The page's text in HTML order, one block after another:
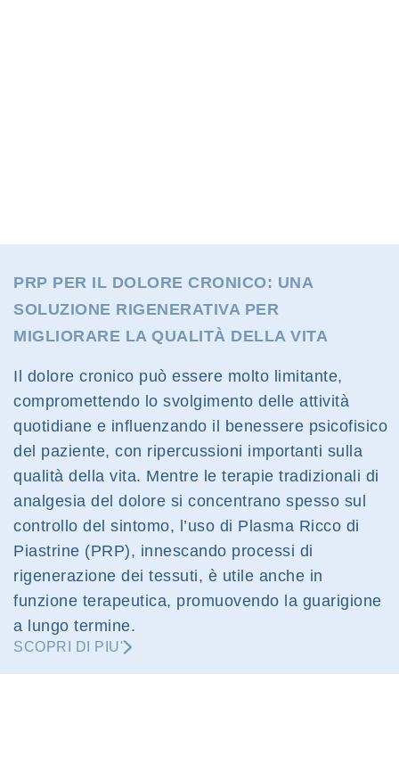
PRP PER IL DOLORE CRONICO: UNA
SOLUZIONE RIGENERATIVA PER
MIGLIORARE LA QUALITÀ DELLA VITA
Il dolore cronico può essere molto limitante,
compromettendo lo svolgimento delle attività
quotidiane e influenzando il benessere psicofisico
del paziente, con ripercussioni importanti sulla
qualità della vita. Mentre le terapie tradizionali di
analgesia del dolore si concentrano spesso sul
controllo del sintomo, l’uso di Plasma Ricco di
Piastrine (PRP), innescando processi di
rigenerazione dei tessuti, è utile anche in
funzione terapeutica, promuovendo la guarigione
a lungo termine.
SCOPRI DI PIU'